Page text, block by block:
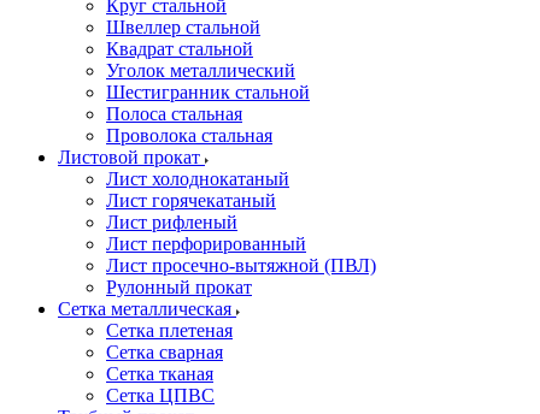
Круг стальной
Швеллер стальной
Квадрат стальной
Уголок металлический
Шестигранник стальной
Полоса стальная
Проволока стальная
Листовой прокат
Лист холоднокатаный
Лист горячекатаный
Лист рифленый
Лист перфорированный
Лист просечно-вытяжной (ПВЛ)
Рулонный прокат
Сетка металлическая
Сетка плетеная
Сетка сварная
Сетка тканая
Сетка ЦПВС